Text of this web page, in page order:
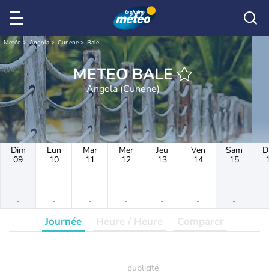
Météo Angola Cunene Bale
METEO BALE
Angola (Cunene)
Dim
09
-
-
Lun
10
-
-
Mar
11
-
-
Mer
12
-
-
Jeu
13
-
-
Ven
14
-
-
Sam
15
-
-
Journée Heure / Heure Comparer